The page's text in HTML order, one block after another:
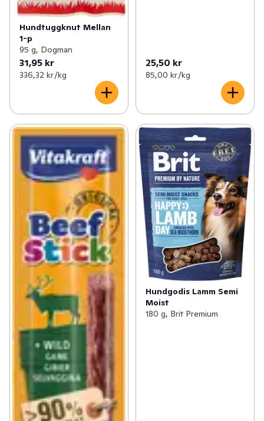
Hundtuggknut Mellan
1-p
95 g, Dogman
31,95 kr
336,32 kr /kg
25,50 kr
85,00 kr /kg
Hundgodis Lamm Semi
Moist
180 g, Brit Premium